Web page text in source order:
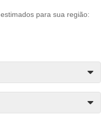
para sua região: